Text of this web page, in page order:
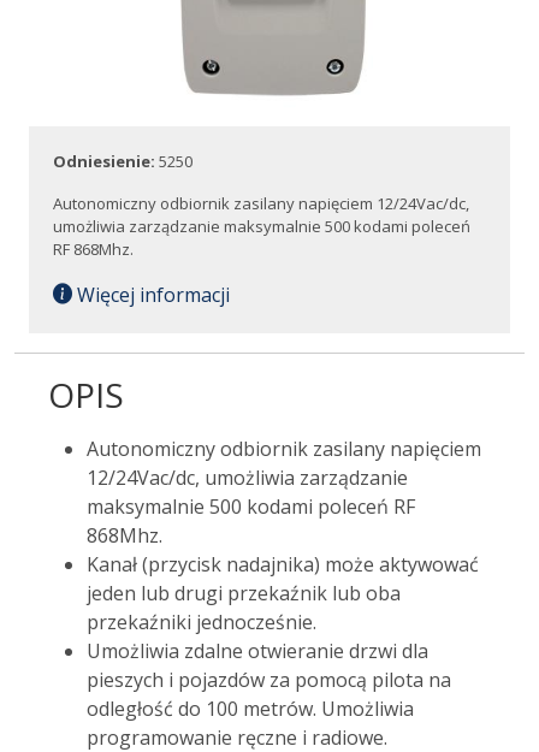
Odniesienie: 5250
Autonomiczny odbiornik zasilany napięciem 12/24Vac/dc,
umożliwia zarządzanie maksymalnie 500 kodami poleceń
RF 868Mhz.
Więcej informacji
OPIS
Autonomiczny odbiornik zasilany napięciem
12/24Vac/dc, umożliwia zarządzanie
maksymalnie 500 kodami poleceń RF
868Mhz.
Kanał (przycisk nadajnika) może aktywować
jeden lub drugi przekaźnik lub oba
przekaźniki jednocześnie.
Umożliwia zdalne otwieranie drzwi dla
pieszych i pojazdów za pomocą pilota na
odległość do 100 metrów. Umożliwia
programowanie ręczne i radiowe.